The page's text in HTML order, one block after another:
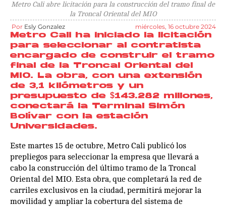
Metro Cali abre licitación para la construcción del tramo final de
la Troncal Oriental del MIO
Por Esly Gonzalez miércoles, 16 octubre 2024
Metro Cali ha iniciado la licitación
para seleccionar al contratista
encargado de construir el tramo
final de la Troncal Oriental del
MIO. La obra, con una extensión
de 3,1 kilómetros y un
presupuesto de $143.282 millones,
conectará la Terminal Simón
Bolívar con la estación
Universidades.
Este martes 15 de octubre, Metro Cali publicó los
prepliegos para seleccionar la empresa que llevará a
cabo la construcción del último tramo de la Troncal
Oriental del MIO. Esta obra, que completará la red de
carriles exclusivos en la ciudad, permitirá mejorar la
movilidad y ampliar la cobertura del sistema de